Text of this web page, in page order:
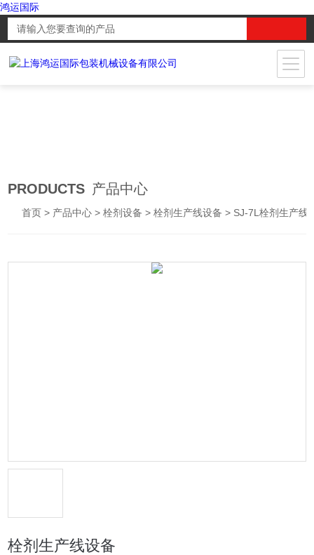
鸿运国际
PRODUCTS 产品中心
首页 > 产品中心 >栓剂设备 >栓剂生产线设备 > SJ-7L栓剂生产线设备
栓剂生产线设备